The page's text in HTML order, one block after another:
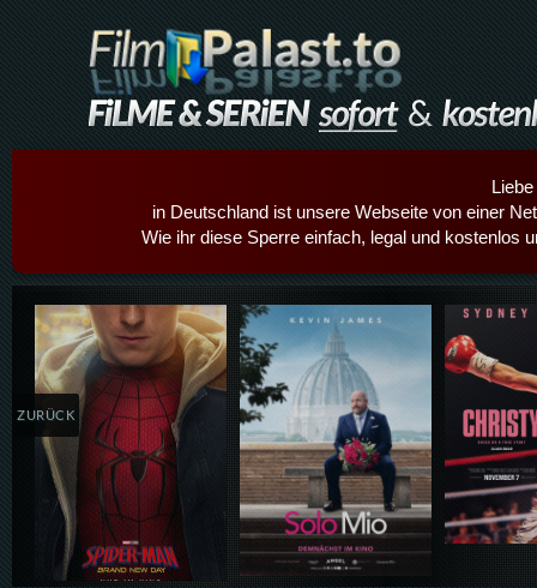
in Deutschland ist unsere Webseite von einer
Wie ihr diese Sperre einfach, legal und kostenlos
Details,Play Details,Play
ZURÜCK